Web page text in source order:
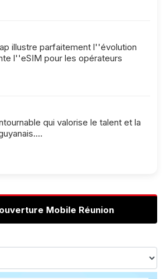
illustre parfaitement l''évolution
l''eSIM pour les opérateurs
qui valorise le talent et la
Mobile Réunion